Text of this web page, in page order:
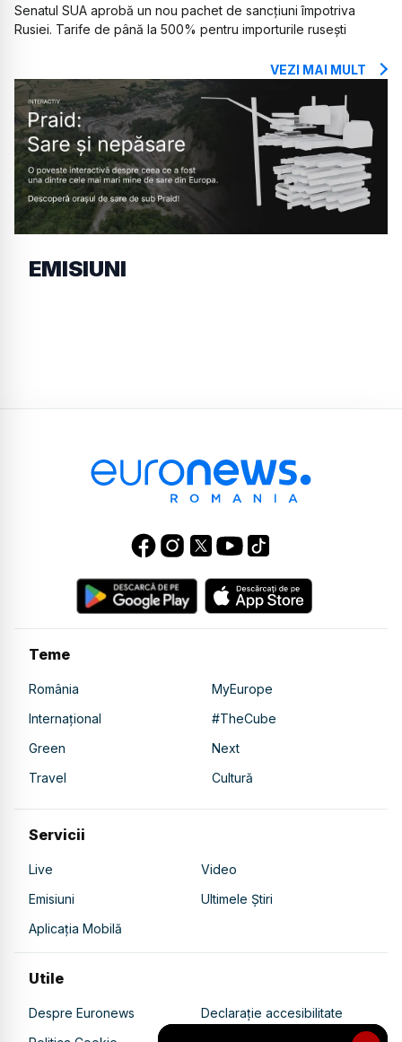
Senatul SUA aprobă un nou pachet de sancțiuni împotriva
Rusiei. Tarife de până la 500% pentru importurile rusești
VEZI MAI MULT
EMISIUNI
Teme
România
MyEurope
Internațional
#TheCube
Green
Next
Travel
Cultură
Servicii
Live
Video
Emisiuni
Ultimele Știri
Aplicația Mobilă
Utile
Despre Euronews
Declarație accesibilitate